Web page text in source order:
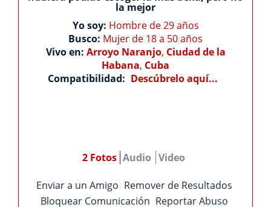
la mejor
Yo soy: Hombre de 29 años
Busco: Mujer de 18 a 50 años
Vivo en: Arroyo Naranjo, Ciudad de la
Habana, Cuba
Compatibilidad: Descúbrelo aquí...
2 Fotos Audio Video
Enviar a un Amigo Remover de Resultados
Bloquear Comunicación Reportar Abuso